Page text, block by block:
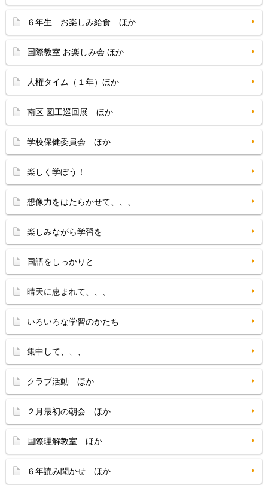
６年生 お楽しみ給食 ほか
国際教室 お楽しみ会 ほか
人権タイム（１年）ほか
南区 図工巡回展 ほか
学校保健委員会 ほか
楽しく学ぼう！
想像力をはたらかせて、、、
楽しみながら学習を
国語をしっかりと
晴天に恵まれて、、、
いろいろな学習のかたち
集中して、、、
クラブ活動 ほか
２月最初の朝会 ほか
国際理解教室 ほか
６年読み聞かせ ほか